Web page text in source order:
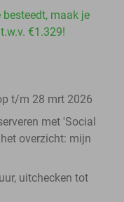
maak je
€1.329!
t/m 28 mrt 2026
met 'Social
overzicht: mijn
uitchecken tot